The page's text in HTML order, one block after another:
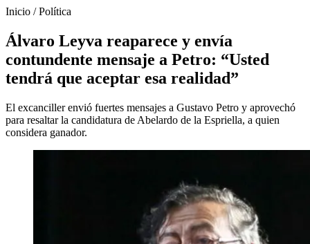
Inicio /Política
Álvaro Leyva reaparece y envía
contundente mensaje a Petro: “Usted
tendrá que aceptar esa realidad”
El excanciller envió fuertes mensajes a Gustavo Petro y aprovechó
para resaltar la candidatura de Abelardo de la Espriella, a quien
considera ganador.